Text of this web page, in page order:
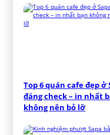
Top 6 quán cafe đẹp ở
đáng check – in nhất
không nên bỏ lỡ